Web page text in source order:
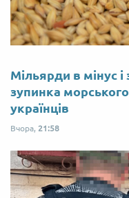
Мільярди в мінус
зупинка
українців
Вчора, 21:58